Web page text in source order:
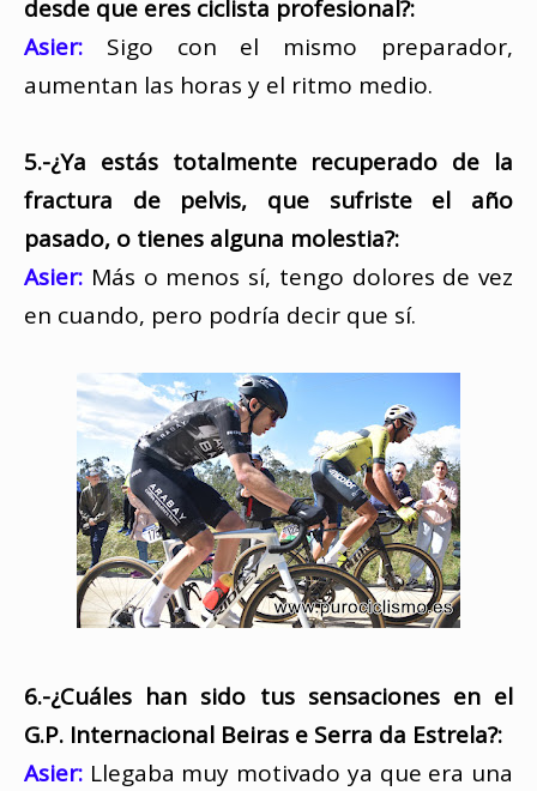
desde que eres ciclista profesional?:
Asier: Sigo con el mismo preparador,
aumentan las horas y el ritmo medio.
5.-¿Ya estás totalmente recuperado de la
fractura de pelvis, que sufriste el año
pasado, o tienes alguna molestia?:
Asier: Más o menos sí, tengo dolores de vez
en cuando, pero podría decir que sí.
6.-¿Cuáles han sido tus sensaciones en el
G.P. Internacional Beiras e Serra da Estrela?:
Asier: Llegaba muy motivado ya que era una